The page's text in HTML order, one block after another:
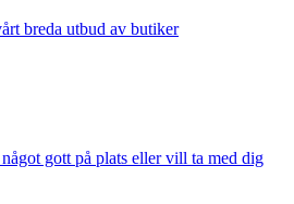
breda utbud av butiker
gott på plats eller vill ta med dig